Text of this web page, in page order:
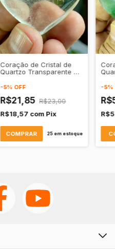
Coração de Cristal de
Quartzo Transparente –
-5% OFF
R$21,85 R$23,00
R$18,57 com Pix
25em estoque
-5%